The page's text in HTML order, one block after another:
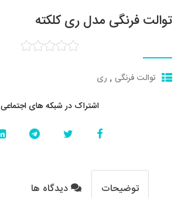
توالت فرنگی مدل ری کلکته
توالت فرنگی , ری
اشتراک در شبکه های اجتماعی
توضیحات دیدگاه ها